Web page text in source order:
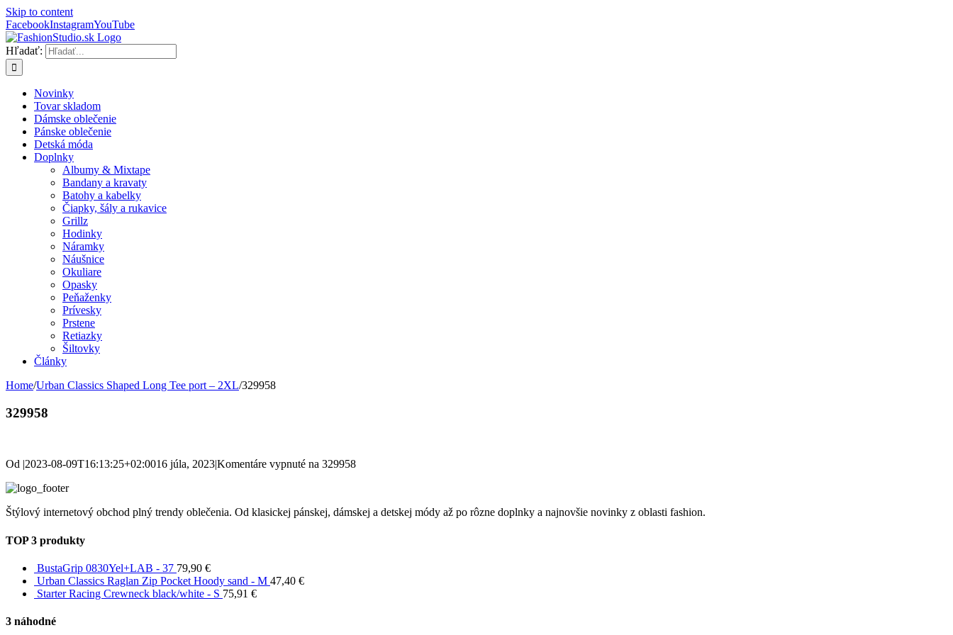
Skip to content
FacebookInstagramYouTube
Hľadať:
Novinky
Tovar skladom
Dámske oblečenie
Pánske oblečenie
Detská móda
Doplnky
Albumy & Mixtape
Bandany a kravaty
Batohy a kabelky
Čiapky, šály a rukavice
Grillz
Hodinky
Náramky
Náušnice
Okuliare
Opasky
Peňaženky
Prívesky
Prstene
Retiazky
Šiltovky
Články
Home/Urban Classics Shaped Long Tee port – 2XL/329958
329958
Od |2023-08-09T16:13:25+02:0016 júla, 2023|Komentáre vypnuté na 329958
Štýlový internetový obchod plný trendy oblečenia. Od klasickej pánskej, dámskej a detskej módy až po rôzne doplnky a najnovšie novinky z oblasti fashion.
TOP 3 produkty
BustaGrip 0830Yel+LAB - 37 79,90 €
Urban Classics Raglan Zip Pocket Hoody sand - M 47,40 €
Starter Racing Crewneck black/white - S 75,91 €
3 náhodné